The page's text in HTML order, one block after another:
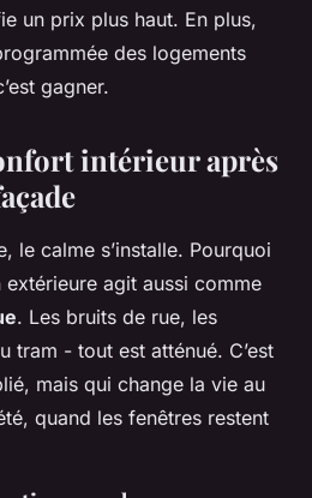
un prix plus haut. En plus,
des logements
gagner.
intérieur après
le calme s’installe. Pourquoi
extérieure agit aussi comme
. Les bruits de rue, les
tram - tout est atténué. C’est
mais qui change la vie au
quand les fenêtres restent